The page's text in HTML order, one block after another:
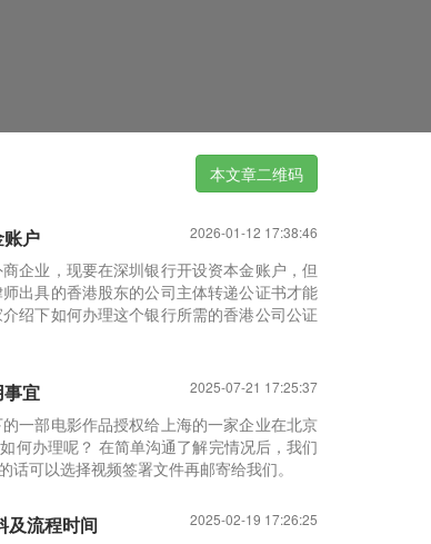
本文章二维码
2026-01-12 17:38:46
户
企业，现要在深圳银行开设资本金账户，但
出具的香港股东的公司主体转递公证书才能
绍下如何办理这个银行所需的香港公司公证
2025-07-21 17:25:37
宜
一部电影作品授权给上海的一家企业在北京
何办理呢？ 在简单沟通了解完情况后，我们
可以选择视频签署文件再邮寄给我们。
2025-02-19 17:26:25
及流程时间